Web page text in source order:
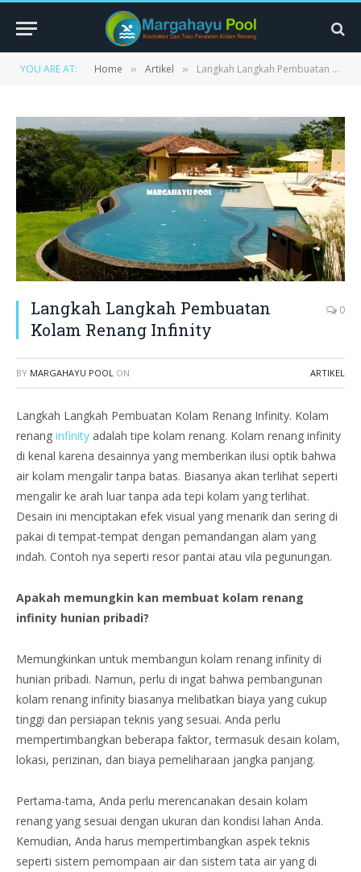
YOU ARE AT: Home » Artikel » Langkah Langkah Pembuatan Kolam Renang Infinity
Langkah Langkah Pembuatan
Kolam Renang Infinity
0
BY MARGAHAYU POOL ON ARTIKEL
Langkah Langkah Pembuatan Kolam Renang Infinity. Kolam
renang infinity adalah tipe kolam renang. Kolam renang infinity
di kenal karena desainnya yang memberikan ilusi optik bahwa
air kolam mengalir tanpa batas. Biasanya akan terlihat seperti
mengalir ke arah luar tanpa ada tepi kolam yang terlihat.
Desain ini menciptakan efek visual yang menarik dan sering di
pakai di tempat-tempat dengan pemandangan alam yang
indah. Contoh nya seperti resor pantai atau vila pegunungan.
Apakah memungkin kan membuat kolam renang
infinity hunian pribadi?
Memungkinkan untuk membangun kolam renang infinity di
hunian pribadi. Namun, perlu di ingat bahwa pembangunan
kolam renang infinity biasanya melibatkan biaya yang cukup
tinggi dan persiapan teknis yang sesuai. Anda perlu
mempertimbangkan beberapa faktor, termasuk desain kolam,
lokasi, perizinan, dan biaya pemeliharaan jangka panjang.
Pertama-tama, Anda perlu merencanakan desain kolam
renang yang sesuai dengan ukuran dan kondisi lahan Anda.
Kemudian, Anda harus mempertimbangkan aspek teknis
seperti sistem pemompaan air dan sistem tata air yang di